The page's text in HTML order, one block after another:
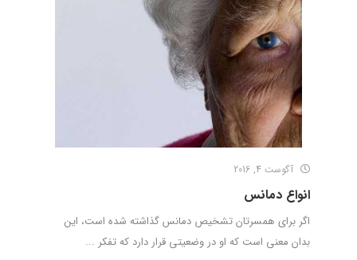
آگوست 4, 2016
انواع دمانس
اگر برای همسرتان تشخیص دمانس گذاشته شده است، این
بدان معنی است که او در وضعیتی قرار دارد که تفکر ...